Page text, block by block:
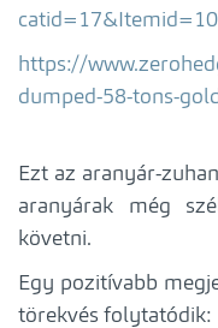
https://
dumped-58-tons-
Ezt az aranyár-
aranyárak még
követni.
Egy pozitívabb
törekvés folytatódik: